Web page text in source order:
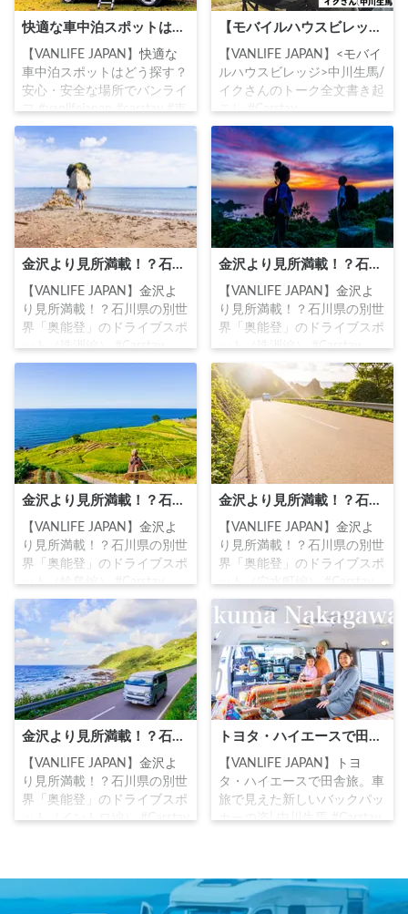
快適な車中泊スポットはどう探す？安心・安全な場所でバンライフ
【VANLIFE JAPAN】快適な
車中泊スポットはどう探す？
安心・安全な場所でバンライ
フ #vanlifejapan #carstay #車
中泊
【モバイルハウスビレッジ】中川生馬/イクさんのトーク全文書き起こし
【VANLIFE JAPAN】<モバイ
ルハウスビレッジ>中川生馬/
イクさんのトーク全文書き起
こし #Carstay
#VANLIFEJAPAN #車中泊 #
中川生馬 #田舎バックパッカ
ー
金沢より見所満載！？石川県の別世界「奥能登」のドライブスポット（珠洲編②）
【VANLIFE JAPAN】金沢よ
り見所満載！？石川県の別世
界「奥能登」のドライブスポ
ット（珠洲編） #Carstay
#VANLIFEJAPAN #車中泊
金沢より見所満載！？石川県の別世界「奥能登」のドライブスポット（珠洲編①）
【VANLIFE JAPAN】金沢よ
り見所満載！？石川県の別世
界「奥能登」のドライブスポ
ット（珠洲編） #Carstay
#VANLIFEJAPAN #車中泊
金沢より見所満載！？石川県の別世界「奥能登」のドライブスポット（輪島編）
【VANLIFE JAPAN】金沢よ
り見所満載！？石川県の別世
界「奥能登」のドライブスポ
ット（輪島編） #Carstay
#VANLIFE #車中泊 #田舎バ
ックパッカー
金沢より見所満載！？石川県の別世界「奥能登」のドライブスポット（穴水町編）
【VANLIFE JAPAN】金沢よ
り見所満載！？石川県の別世
界「奥能登」のドライブスポ
ット（穴水町編） #Carstay
#VANLIFE #車中泊
金沢より見所満載！？石川県の別世界「奥能登」のドライブスポット（イントロ編）
【VANLIFE JAPAN】金沢よ
り見所満載！？石川県の別世
界「奥能登」のドライブスポ
ット（イントロ編） #Carstay
トヨタ・ハイエースで田舎旅。車旅で見えた新しいバックパッカーの姿| 中川生馬
【VANLIFE JAPAN】トヨ
タ・ハイエースで田舎旅。車
旅で見えた新しいバックパッ
カーの姿| 中川生馬 #Carstay